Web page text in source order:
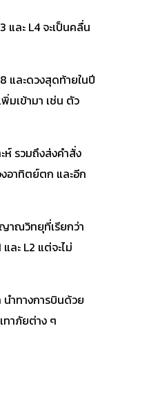
และ L4 จะเป็นคลื่น
และดวงสุดท้ายในปี
มเข้ามา เช่น ตัว
รวมถึงส่งคำสั่ง
อาทิตย์ตก และอีก
ญาณวิทยุที่เรียกว่า
ละ L2 แต่จะไม่
นำทางการบินด้วย
ทาภัยต่าง ๆ